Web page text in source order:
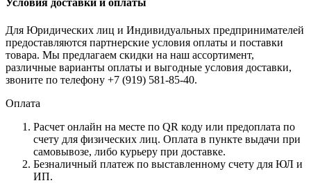
Условия доставки и оплаты
Для Юридических лиц и Индивидуальных предпринимателей
предоставляются партнерские условия оплаты и поставки
товара. Мы предлагаем скидки на наш ассортимент,
различные варианты оплаты и выгодные условия доставки,
звоните по телефону +7 (919) 581-85-40.
Оплата
Расчет онлайн на месте по QR коду или предоплата по
счету для физических лиц. Оплата в пункте выдачи при
самовывозе, либо курьеру при доставке.
Безналичный платеж по выставленному счету для ЮЛ и
ИП.